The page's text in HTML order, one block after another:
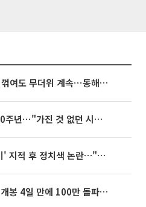
[내일 날씨] 폭염 한풀 꺾여도 무더위 계속⋯동해안 이틀 연속 비
임영웅, 어느덧 데뷔 10주년⋯"가진 것 없던 시절, 내 앞엔 20명의 팬뿐"
김희철, '뒤집힌 태극기' 지적 후 정치색 논란…"좌우 떠나 우리나라 국기"
놀란 감독 '오디세이', 개봉 4일 만에 100만 돌파⋯'왕사남' 보다 빠르다